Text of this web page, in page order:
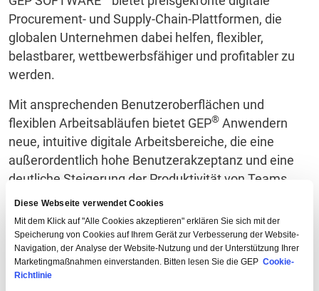
Diese Webseite verwendet Cookies
Mit dem Klick auf "Alle Cookies akzeptieren" erklären Sie sich mit der
Speicherung von Cookies auf Ihrem Gerät zur Verbesserung der Website-
Navigation, der Analyse der Website-Nutzung und der Unterstützung Ihrer
Marketingmaßnahmen einverstanden. Bitten lesen Sie die GEP Cookie-
Richtlinie
Procurement- und Supply-Chain-Plattformen, die
globalen Unternehmen dabei helfen, flexibler,
belastbarer, wettbewerbsfähiger und profitabler zu
werden.
Mit ansprechenden Benutzeroberflächen und
flexiblen Arbeitsabläufen bietet GEP® Anwendern
neue, intuitive digitale Arbeitsbereiche, die eine
außerordentlich hohe Benutzerakzeptanz und eine
deutliche Steigerung der Produktivität von Teams
und einzelnen Mitarbeitern ermöglichen.
GEP Produkte nutzen maschinelles Lernen und
kognitives Computing, fortschrittliche Daten- und
semantische Technologien, IoT-, Mobil- und Cloud-
Technologien und sind so konzipiert, dass sie